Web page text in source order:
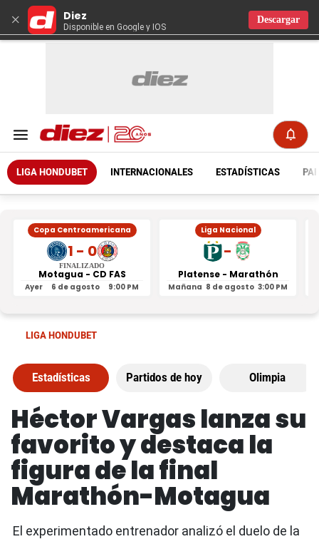
× Diez
Disponible en Google y IOS
Descargar
LIGA HONDUBET INTERNACIONALES ESTADÍSTICAS
Copa Centroamericana
1 - 0
FINALIZADO
Motagua - CD FAS
Ayer 6 de agosto 9:00 PM
Liga Nacional
-
Platense - Marathón
Mañana 8 de agosto 3:00 PM
LIGA HONDUBET
Estadísticas Partidos de hoy Olimpia
Héctor Vargas lanza su
favorito y destaca la
figura de la final
Marathón-Motagua
El experimentado entrenador analizó el duelo de la